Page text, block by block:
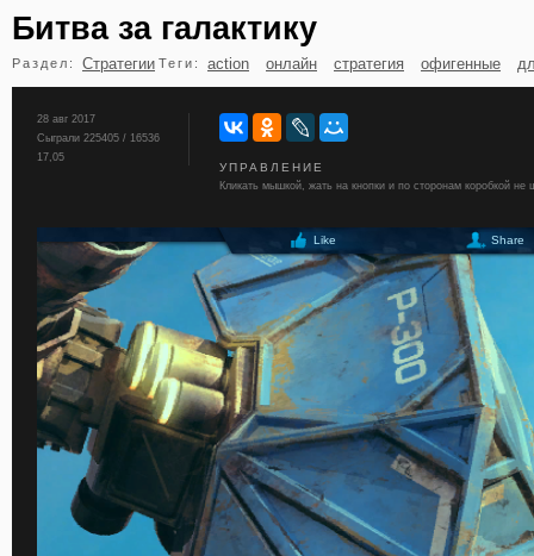
бильярд карты
Битва за галактику
Раздел: Стратегии Теги: action онлайн стратегия офигенные
28 авг 2017
Сыграли 225405 / 16536
17,05
УПРАВЛЕНИЕ
Кликать мышкой, жать на кнопки и по сторонам коробкой не